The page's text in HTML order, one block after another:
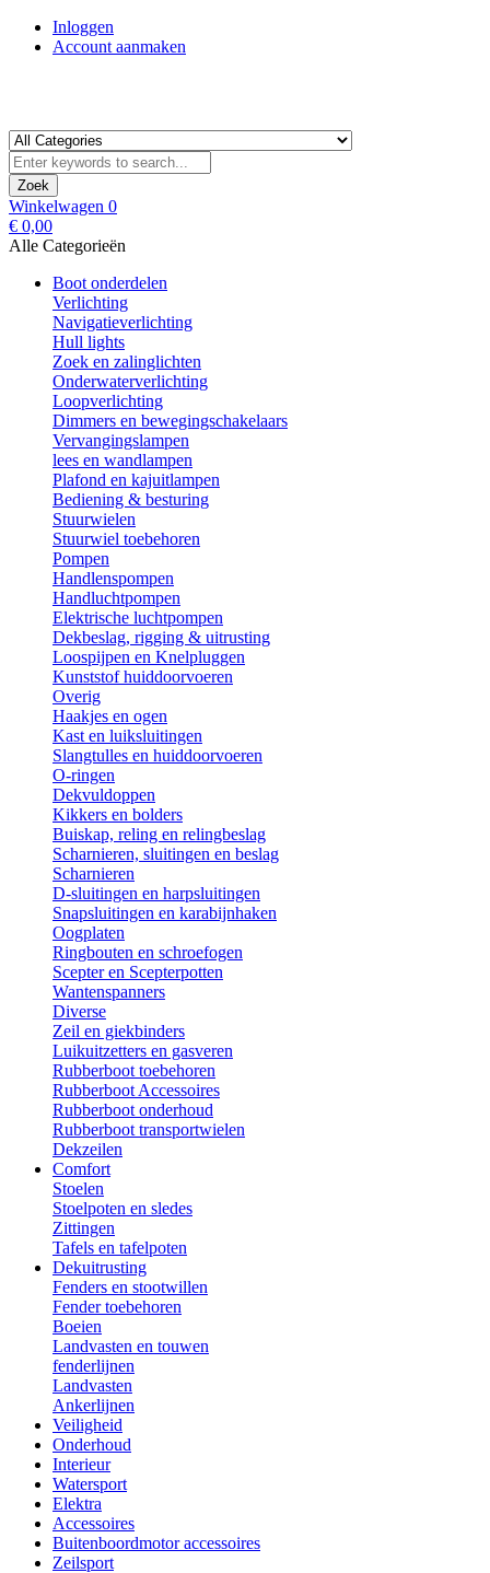
Inloggen
Account aanmaken
Zoek
Winkelwagen 0
€ 0,00
Alle Categorieën
Boot onderdelen
Verlichting
Navigatieverlichting
Hull lights
Zoek en zalinglichten
Onderwaterverlichting
Loopverlichting
Dimmers en bewegingschakelaars
Vervangingslampen
lees en wandlampen
Plafond en kajuitlampen
Bediening & besturing
Stuurwielen
Stuurwiel toebehoren
Pompen
Handlenspompen
Handluchtpompen
Elektrische luchtpompen
Dekbeslag, rigging & uitrusting
Loospijpen en Knelpluggen
Kunststof huiddoorvoeren
Overig
Haakjes en ogen
Kast en luiksluitingen
Slangtulles en huiddoorvoeren
O-ringen
Dekvuldoppen
Kikkers en bolders
Buiskap, reling en relingbeslag
Scharnieren, sluitingen en beslag
Scharnieren
D-sluitingen en harpsluitingen
Snapsluitingen en karabijnhaken
Oogplaten
Ringbouten en schroefogen
Scepter en Scepterpotten
Wantenspanners
Diverse
Zeil en giekbinders
Luikuitzetters en gasveren
Rubberboot toebehoren
Rubberboot Accessoires
Rubberboot onderhoud
Rubberboot transportwielen
Dekzeilen
Comfort
Stoelen
Stoelpoten en sledes
Zittingen
Tafels en tafelpoten
Dekuitrusting
Fenders en stootwillen
Fender toebehoren
Boeien
Landvasten en touwen
fenderlijnen
Landvasten
Ankerlijnen
Veiligheid
Onderhoud
Interieur
Watersport
Elektra
Accessoires
Buitenboordmotor accessoires
Zeilsport